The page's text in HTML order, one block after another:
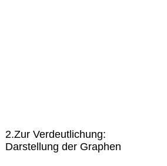
2.Zur Verdeutlichung:
Darstellung der Graphen